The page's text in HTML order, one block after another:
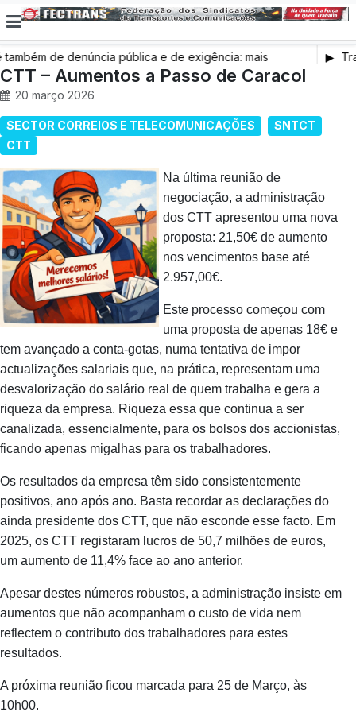
de denúncia pública e de exigência: mais
saúde, mais condições de trabalho e mais SNS
CTT – Aumentos a Passo de Caracol
20 março 2026
SECTOR CORREIOS E TELECOMUNICAÇÕES
SNTCT
CTT
Na última reunião de
negociação, a administração
dos CTT apresentou uma nova
proposta: 21,50€ de aumento
nos vencimentos base até
2.957,00€.
Este processo começou com
uma proposta de apenas 18€ e
tem avançado a conta-gotas, numa tentativa de impor
actualizações salariais que, na prática, representam uma
desvalorização do salário real de quem trabalha e gera a
riqueza da empresa. Riqueza essa que continua a ser
canalizada, essencialmente, para os bolsos dos accionistas,
ficando apenas migalhas para os trabalhadores.
Os resultados da empresa têm sido consistentemente
positivos, ano após ano. Basta recordar as declarações do
ainda presidente dos CTT, que não esconde esse facto. Em
2025, os CTT registaram lucros de 50,7 milhões de euros,
um aumento de 11,4% face ao ano anterior.
Apesar destes números robustos, a administração insiste em
aumentos que não acompanham o custo de vida nem
reflectem o contributo dos trabalhadores para estes
resultados.
A próxima reunião ficou marcada para 25 de Março, às
10h00.